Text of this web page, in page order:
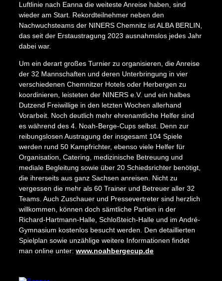
X
Luftlinie nach Eanna die weiteste Anreise haben, sind
wieder am Start. Rekordteilnehmer neben den
Nachwuchsteams der NINERS Chemnitz ist ALBA BERLIN,
das seit der Erstaustragung 2023 ausnahmslos jedes Jahr
dabei war.
Um ein derart großes Turnier zu organisieren, die Anreise
der 32 Mannschaften und deren Unterbringung in vier
verschiedenen Chemnitzer Hotels oder Herbergen zu
koordinieren, leisteten der NINERS e.V. und ein halbes
Dutzend Freiwillige in den letzten Wochen allerhand
Vorarbeit. Noch deutlich mehr ehrenamtliche Helfer sind
es während des 4. Noah-Berge-Cups selbst. Denn zur
reibungslosen Austragung der insgesamt 104 Spiele
werden rund 50 Kampfrichter, ebenso viele Helfer für
Organisation, Catering, medizinische Betreuung und
mediale Begleitung sowie über 20 Schiedsrichter benötigt,
die ihrerseits aus ganz Sachsen anreisen. Nicht zu
vergessen die mehr als 60 Trainer und Betreuer aller 32
Teams. Auch Zuschauer und Pressevertreter sind herzlich
willkommen, können doch sämtliche Partien in der
Richard-Hartmann-Halle, Schloßteich-Halle und im André-
Gymnasium kostenlos besucht werden. Den detaillierten
Spielplan sowie unzählige weitere Informationen findet
man online unter: www.noahbergecup.de